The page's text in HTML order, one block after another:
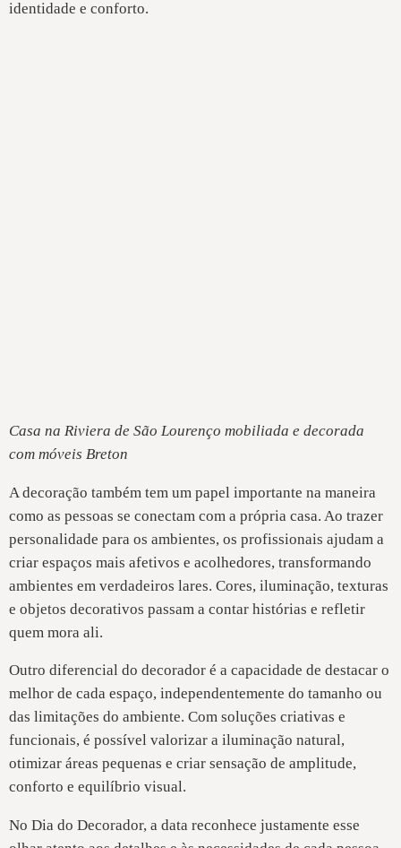
identidade e conforto.
Casa na Riviera de São Lourenço mobiliada e decorada
com móveis Breton
A decoração também tem um papel importante na maneira
como as pessoas se conectam com a própria casa. Ao trazer
personalidade para os ambientes, os profissionais ajudam a
criar espaços mais afetivos e acolhedores, transformando
ambientes em verdadeiros lares. Cores, iluminação, texturas
e objetos decorativos passam a contar histórias e refletir
quem mora ali.
Outro diferencial do decorador é a capacidade de destacar o
melhor de cada espaço, independentemente do tamanho ou
das limitações do ambiente. Com soluções criativas e
funcionais, é possível valorizar a iluminação natural,
otimizar áreas pequenas e criar sensação de amplitude,
conforto e equilíbrio visual.
No Dia do Decorador, a data reconhece justamente esse